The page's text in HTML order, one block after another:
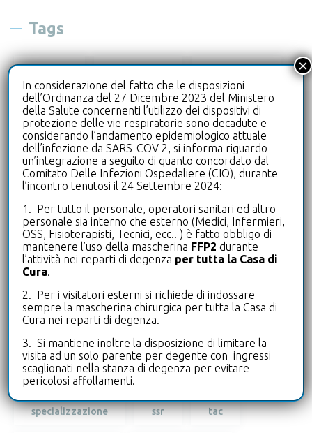
Tags
biologo cardiologia diagnostica
drive-in ecografia
laboratorioanalisi leterrazze
microbiologia microbiota intestinale
neurologia oculistica
pneumologia poliambulatorio
puntoprelievi
riabilitazione riabilitazione mano
ricercabiologo ricercapersonale
risonanza serviziosanitarioregionale
specializzazione ssr tac
In considerazione del fatto che le disposizioni
dell’Ordinanza del 27 Dicembre 2023 del Ministero
della Salute concernenti l’utilizzo dei dispositivi di
protezione delle vie respiratorie sono decadute e
considerando l’andamento epidemiologico attuale
dell’infezione da SARS-COV 2, si informa riguardo
un’integrazione a seguito di quanto concordato dal
Comitato Delle Infezioni Ospedaliere (CIO), durante
l’incontro tenutosi il 24 Settembre 2024:
1. Per tutto il personale, operatori sanitari ed altro
personale sia interno che esterno (Medici, Infermieri,
OSS, Fisioterapisti, Tecnici, ecc.. ) è fatto obbligo di
mantenere l’uso della mascherina FFP2 durante
l’attività nei reparti di degenza per tutta la Casa di
Cura.
2. Per i visitatori esterni si richiede di indossare
sempre la mascherina chirurgica per tutta la Casa di
Cura nei reparti di degenza.
3. Si mantiene inoltre la disposizione di limitare la
visita ad un solo parente per degente con ingressi
scaglionati nella stanza di degenza per evitare
pericolosi affollamenti.
×